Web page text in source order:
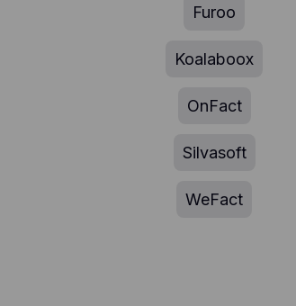
Furoo
Koalaboox
OnFact
Silvasoft
WeFact